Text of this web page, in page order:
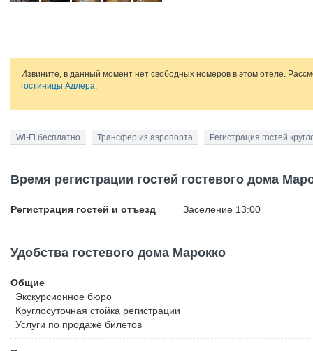
Извините, в данный момент нет свободных номеров в этом отеле.
гостиницы Адлера.
Wi-Fi бесплатно Трансфер из аэропорта Регистрация гостей
Время регистрации гостей гостевого дома
Регистрация гостей и отъезд Заселение 13:00
Удобства гостевого дома Марокко
Общие
Экскурсионное бюро
Круглосуточная стойка регистрации
Услуги по продаже билетов